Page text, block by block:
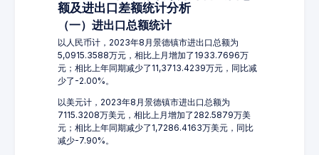
额及进出口差额统计分析
（一）进出口总额统计
以人民币计，2023年8月景德镇市进出口总额为
5,0915.3588万元，相比上月增加了1933.7696万
元；相比上年同期减少了11,3713.4239万元，同比减
少了-2.00%。
以美元计，2023年8月景德镇市进出口总额为
7115.3208万美元，相比上月增加了282.5879万美
元；相比上年同期减少了1,7286.4163万美元，同比
减少-7.90%。